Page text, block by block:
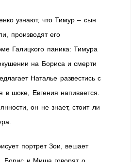
узнают, что Тимур – сын
производят его
Галицкого паника: Тимура
на Бориса и смерти
Наталье развестись с
в шоке, Евгения напивается.
он не знает, стоит ли
портрет Зои, вешает